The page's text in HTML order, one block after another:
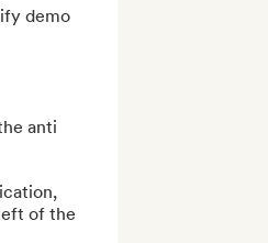
demo
anti
of the